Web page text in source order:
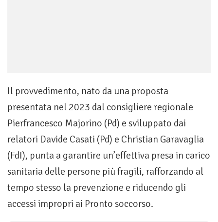
Il provvedimento, nato da una proposta
presentata nel 2023 dal consigliere regionale
Pierfrancesco Majorino (Pd) e sviluppato dai
relatori Davide Casati (Pd) e Christian Garavaglia
(FdI), punta a garantire un’effettiva presa in carico
sanitaria delle persone più fragili, rafforzando al
tempo stesso la prevenzione e riducendo gli
accessi impropri ai Pronto soccorso.